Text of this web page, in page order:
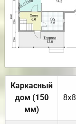
Каркасный
дом (150
мм)
8х8